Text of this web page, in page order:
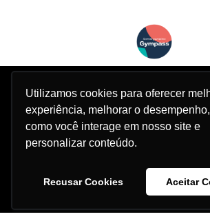
Utilizamos cookies para oferecer
experiência, melhorar o
como você interage em nosso site e
personalizar conteúdo.
Recusar Cookies Aceitar